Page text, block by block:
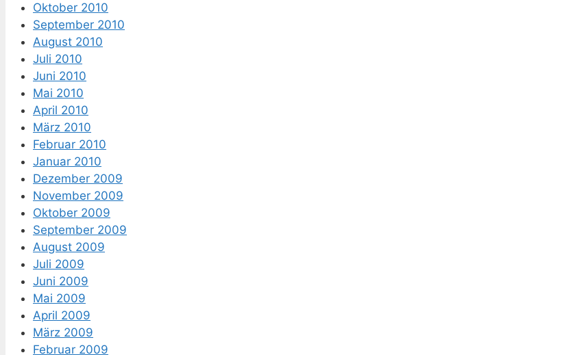
Oktober 2010
September 2010
August 2010
Juli 2010
Juni 2010
Mai 2010
April 2010
März 2010
Februar 2010
Januar 2010
Dezember 2009
November 2009
Oktober 2009
September 2009
August 2009
Juli 2009
Juni 2009
Mai 2009
April 2009
März 2009
Februar 2009